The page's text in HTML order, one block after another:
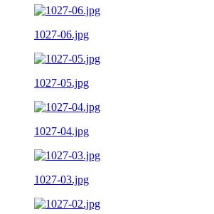
1027-06.jpg
1027-05.jpg
1027-04.jpg
1027-03.jpg